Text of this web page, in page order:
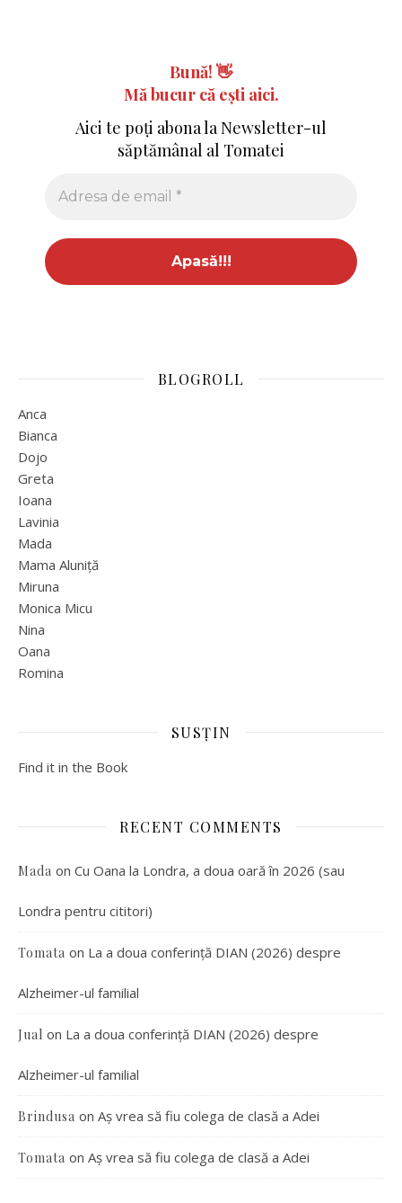
Bună! 👋
Mă bucur că ești aici.
Aici te poți abona la Newsletter-ul
săptămânal al Tomatei
BLOGROLL
Anca
Bianca
Dojo
Greta
Ioana
Lavinia
Mada
Mama Aluniță
Miruna
Monica Micu
Nina
Oana
Romina
SUSȚIN
Find it in the Book
RECENT COMMENTS
Mada on Cu Oana la Londra, a doua oară în 2026 (sau
Londra pentru cititori)
Tomata on La a doua conferință DIAN (2026) despre
Alzheimer-ul familial
Jual on La a doua conferință DIAN (2026) despre
Alzheimer-ul familial
Brindusa on Aș vrea să fiu colega de clasă a Adei
Tomata on Aș vrea să fiu colega de clasă a Adei